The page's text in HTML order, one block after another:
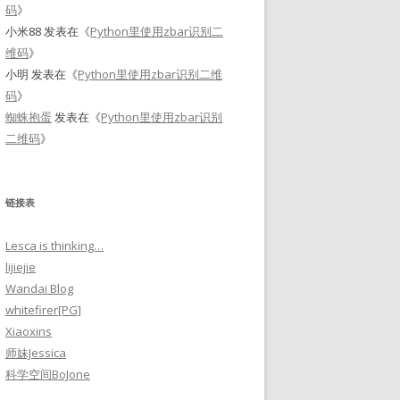
码》
小米88发表在《Python里使用zbar识别二
维码》
小明 发表在《Python里使用zbar识别二维
码》
蜘蛛抱蛋 发表在《Python里使用zbar识别
二维码》
链接表
Lesca is thinking…
lijiejie
Wandai Blog
whitefirer[PG]
Xiaoxins
师妹Jessica
科学空间BoJone